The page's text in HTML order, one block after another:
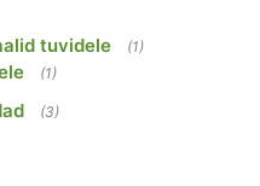
tuvidele (1)
(1)
(3)